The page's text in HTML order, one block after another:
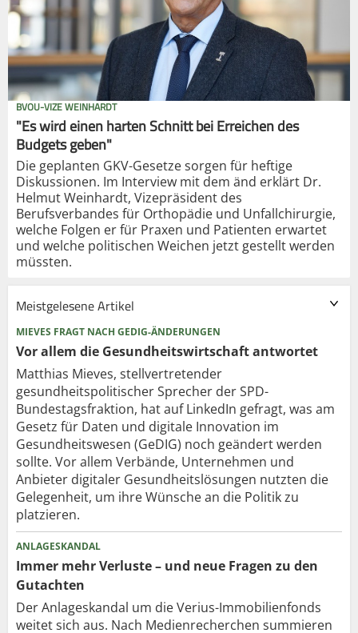
BVOU-VIZE WEINHARDT
"Es wird einen harten Schnitt bei Erreichen des
Budgets geben"
Die geplanten GKV-Gesetze sorgen für heftige
Diskussionen. Im Interview mit dem änd erklärt Dr.
Helmut Weinhardt, Vizepräsident des
Berufsverbandes für Orthopädie und Unfallchirurgie,
welche Folgen er für Praxen und Patienten erwartet
und welche politischen Weichen jetzt gestellt werden
müssten.
Meistgelesene Artikel
MIEVES FRAGT NACH GEDIG-ÄNDERUNGEN
Vor allem die Gesundheits­wirtschaft antwortet
Matthias Mieves, stellvertretender
gesundheitspolitischer Sprecher der SPD-
Bundestagsfraktion, hat auf LinkedIn gefragt, was am
Gesetz für Daten und digitale Innovation im
Gesundheitswesen (GeDIG) noch geändert werden
sollte. Vor allem Verbände, Unternehmen und
Anbieter digitaler Gesundheitslösungen nutzten die
Gelegenheit, um ihre Wünsche an die Politik zu
platzieren.
ANLAGESKANDAL
Immer mehr Verluste – und neue Fragen zu den
Gutachten
Der Anlageskandal um die Verius-Immobilienfonds
weitet sich aus. Nach Medienrecherchen summieren